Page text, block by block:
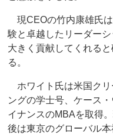
現CEOの竹内康雄氏
験と卓越したリーダー
大きく貢献してくれる
る。
ホワイト氏は米国クリ
ングの学士号、ケース
イナンスのMBAを取得
後は東京のグローバル